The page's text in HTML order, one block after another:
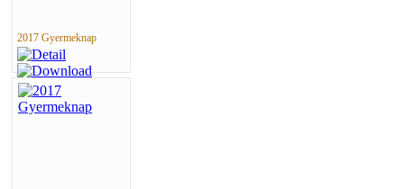
2017 Gyermeknap